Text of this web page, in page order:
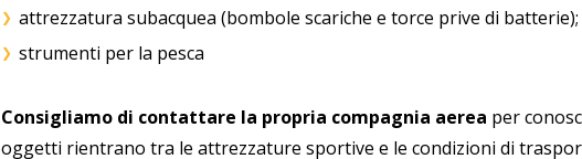
attrezzatura subacquea (bombole scariche e torce prive di batterie);
strumenti per la pesca
Consigliamo di contattare la propria compagnia aerea per
oggetti rientrano tra le attrezzature sportive e le condizioni di